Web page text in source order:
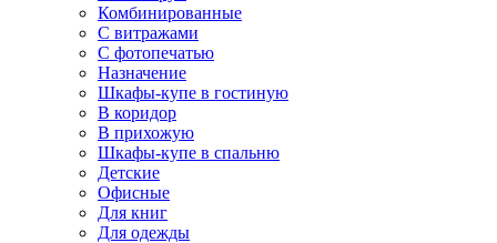
Комбинированные
С витражами
С фотопечатью
Назначение
Шкафы-купе в гостиную
В коридор
В прихожую
Шкафы-купе в спальню
Детские
Офисные
Для книг
Для одежды